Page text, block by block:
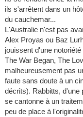
ils s'arrêtent dans un
du cauchemar...
L'Australie n'est pas
Alex Proyas ou Baz
jouissent d'une
The War Began, The
malheureusement pas
faute sans doute à un
décrits). Rabbitts, d'une
se cantonne à un
peu de place à